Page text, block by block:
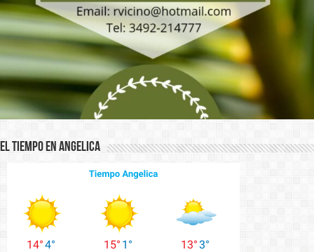
El Tiempo en Angelica